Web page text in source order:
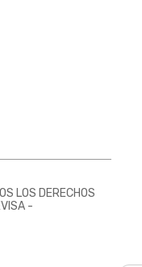
LOS DERECHOS
-